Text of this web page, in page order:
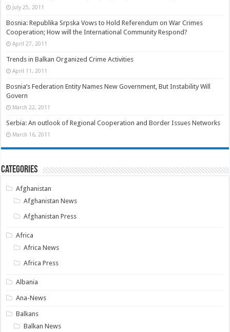
July 25, 2011
Bosnia: Republika Srpska Vows to Hold Referendum on War Crimes
Cooperation; How will the International Community Respond?
April 27, 2011
Trends in Balkan Organized Crime Activities
April 11, 2011
Bosnia’s Federation Entity Names New Government, But Instability Will
Govern
March 22, 2011
Serbia: An outlook of Regional Cooperation and Border Issues Networks
March 16, 2011
Categories
Afghanistan
Afghanistan News
Afghanistan Press
Africa
Africa News
Africa Press
Albania
Ana-News
Balkans
Balkan News